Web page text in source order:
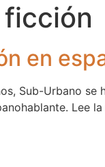
ficción
en
Sub-Urbano
Lee